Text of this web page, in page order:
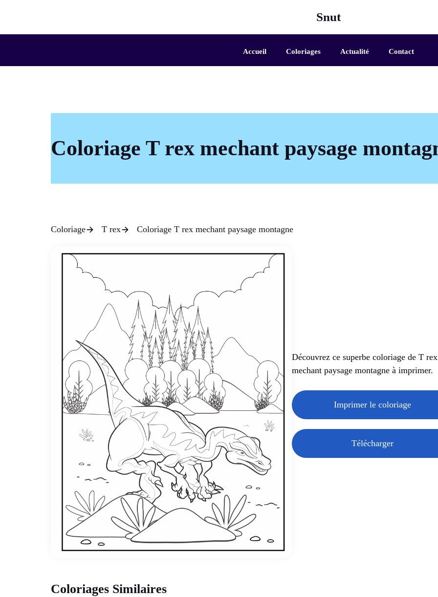
contenu
Snut
Accueil Coloriages Actualité Contact
Coloriage T rex mechant paysage
Coloriage T rex Coloriage T rex mechant paysage montagne
Découvrez ce superbe coloriage de T rex
mechant paysage montagne à imprimer.
Imprimer le coloriage
Télécharger
Coloriages Similaires